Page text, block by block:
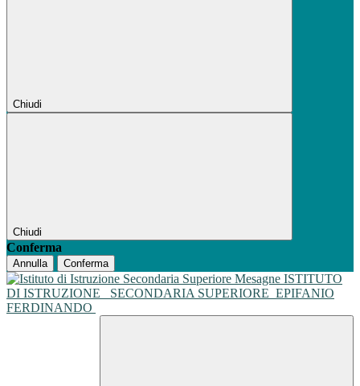
Chiudi
Chiudi
Conferma
Annulla Conferma
ISTITUTO
DI ISTRUZIONE
SECONDARIA SUPERIORE EPIFANIO
FERDINANDO